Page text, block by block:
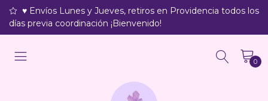
♥ Envíos Lunes y Jueves, retiros en Providencia todos los
días previa coordinación ¡Bienvenido!
0